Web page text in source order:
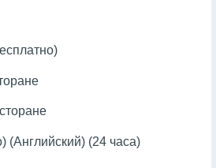
(Английский) (24 часа)